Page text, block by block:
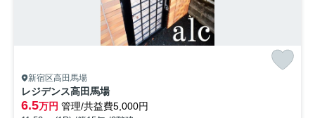
新宿区高田馬場
レジデンス高田馬場
6.5万円 管理/共益費5,000円